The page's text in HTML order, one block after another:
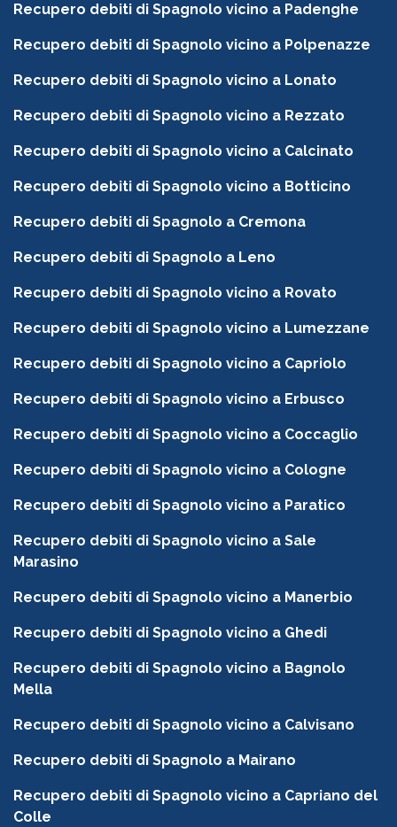
Recupero debiti di Spagnolo vicino a Padenghe
Recupero debiti di Spagnolo vicino a Polpenazze
Recupero debiti di Spagnolo vicino a Lonato
Recupero debiti di Spagnolo vicino a Rezzato
Recupero debiti di Spagnolo vicino a Calcinato
Recupero debiti di Spagnolo vicino a Botticino
Recupero debiti di Spagnolo a Cremona
Recupero debiti di Spagnolo a Leno
Recupero debiti di Spagnolo vicino a Rovato
Recupero debiti di Spagnolo vicino a Lumezzane
Recupero debiti di Spagnolo vicino a Capriolo
Recupero debiti di Spagnolo vicino a Erbusco
Recupero debiti di Spagnolo vicino a Coccaglio
Recupero debiti di Spagnolo vicino a Cologne
Recupero debiti di Spagnolo vicino a Paratico
Recupero debiti di Spagnolo vicino a Sale
Marasino
Recupero debiti di Spagnolo vicino a Manerbio
Recupero debiti di Spagnolo vicino a Ghedi
Recupero debiti di Spagnolo vicino a Bagnolo
Mella
Recupero debiti di Spagnolo vicino a Calvisano
Recupero debiti di Spagnolo a Mairano
Recupero debiti di Spagnolo vicino a Capriano del
Colle